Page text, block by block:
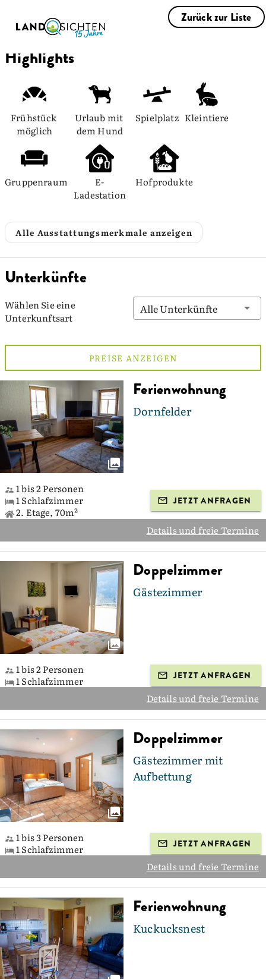
Zurück zur Liste
Highlights
Frühstück
möglich
Urlaub mit
dem Hund
Spielplatz Kleintiere
Gruppenraum
E-
Ladestation
Hofprodukte
Alle Ausstattungsmerkmale anzeigen
Unterkünfte
Wählen Sie eine
Unterkunftsart
Alle Unterkünfte
PREISE ANZEIGEN
Ferienwohnung
Dornfelder
1 bis 2 Personen
1 Schlafzimmer
2. Etage, 70m²
JETZT ANFRAGEN
Details und freie Termine
Doppelzimmer
Gästezimmer
1 bis 2 Personen
1 Schlafzimmer
JETZT ANFRAGEN
Details und freie Termine
Doppelzimmer
Gästezimmer mit
Aufbettung
1 bis 3 Personen
1 Schlafzimmer
JETZT ANFRAGEN
Details und freie Termine
Ferienwohnung
Kuckucksnest